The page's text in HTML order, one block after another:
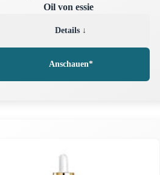
Oil von essie
Details ↓
Anschauen*